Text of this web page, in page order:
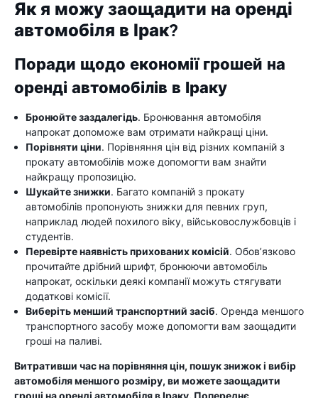
Як я можу заощадити на оренді
автомобіля в Ірак?
Поради щодо економії грошей на
оренді автомобілів в Іраку
Бронюйте заздалегідь. Бронювання автомобіля
напрокат допоможе вам отримати найкращі ціни.
Порівняти ціни. Порівняння цін від різних компаній з
прокату автомобілів може допомогти вам знайти
найкращу пропозицію.
Шукайте знижки. Багато компаній з прокату
автомобілів пропонують знижки для певних груп,
наприклад людей похилого віку, військовослужбовців і
студентів.
Перевірте наявність прихованих комісій. Обов’язково
прочитайте дрібний шрифт, бронюючи автомобіль
напрокат, оскільки деякі компанії можуть стягувати
додаткові комісії.
Виберіть менший транспортний засіб. Оренда меншого
транспортного засобу може допомогти вам заощадити
гроші на паливі.
Витративши час на порівняння цін, пошук знижок і вибір
автомобіля меншого розміру, ви можете заощадити
гроші на оренді автомобіля в Іраку. Попереднє